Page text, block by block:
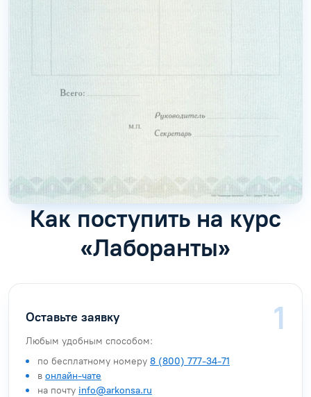
Как поступить на курс
«Лаборанты»
Оставьте заявку
Любым удобным способом:
по бесплатному номеру 8 (800) 777-34-71
в онлайн-чате
на почту info@arkonsa.ru